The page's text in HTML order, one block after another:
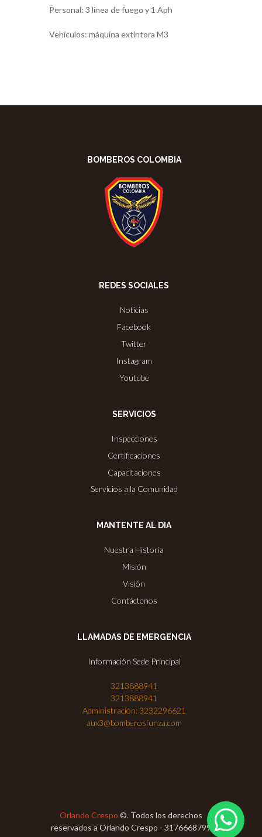
Personal: 3 línea de fuego y 1 Aph
Vehículos: máquina extintora M3
BOMBEROS COLOMBIA
REDES SOCIALES
Noticias
Facebook
Twitter
Instagram
Youtube
SERVICIOS
Inspecciones
Certificaciones
Capacitaciones
Servicios a la Comunidad
MANTENTE AL DIA
Nuestra Historia
Misión
Visión
Contáctenos
LLAMADAS DE EMERGENCIA
Información Sede Principal
3213888941
3213888941
Administración: 3232296621
aux3@bomberosfunza.com
Orlando Crespo ©. Todos los derechos
reservados a Orlando Crespo - 3176668799